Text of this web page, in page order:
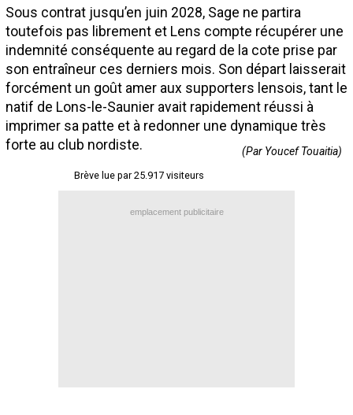
Sous contrat jusqu’en juin 2028, Sage ne partira
toutefois pas librement et Lens compte récupérer une
indemnité conséquente au regard de la cote prise par
son entraîneur ces derniers mois. Son départ laisserait
forcément un goût amer aux supporters lensois, tant le
natif de Lons-le-Saunier avait rapidement réussi à
imprimer sa patte et à redonner une dynamique très
forte au club nordiste.
(Par Youcef Touaitia)
Brève lue par 25.917 visiteurs
emplacement publicitaire
Paramètrages / Options
Contact / Signaler un bug
Recrutement Maxifoot
Mentions légales
site web Maxifoot.fr